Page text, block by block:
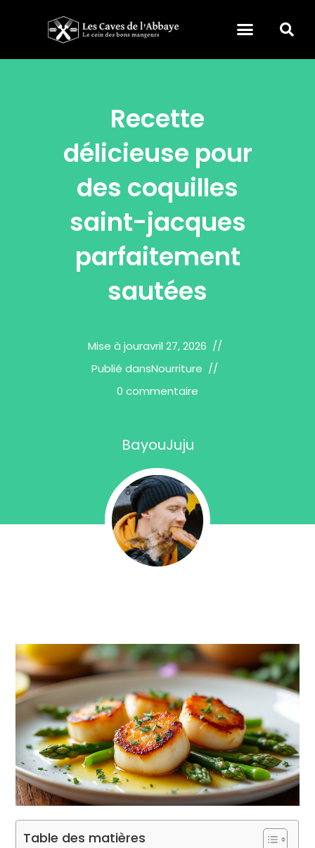
Recette
délicieuse pour
des coquilles
saint-jacques
parfaitement
sautées
Mise à jouravril 27, 2026
Publié dansNourriture
0 commentaire
BayouJuju
Table des matières